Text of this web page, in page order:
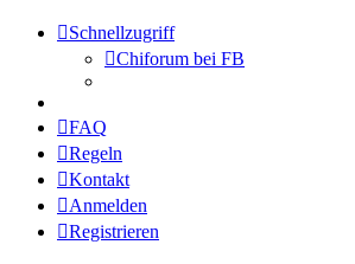
Schnellzugriff
Chiforum bei FB
FAQ
Regeln
Kontakt
Anmelden
Registrieren